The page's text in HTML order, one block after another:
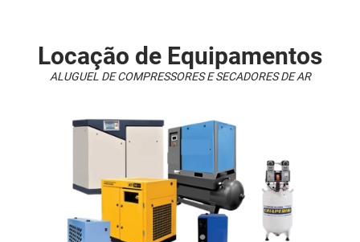
Locação de Equipamentos
ALUGUEL DE COMPRESSORES E SECADORES DE AR